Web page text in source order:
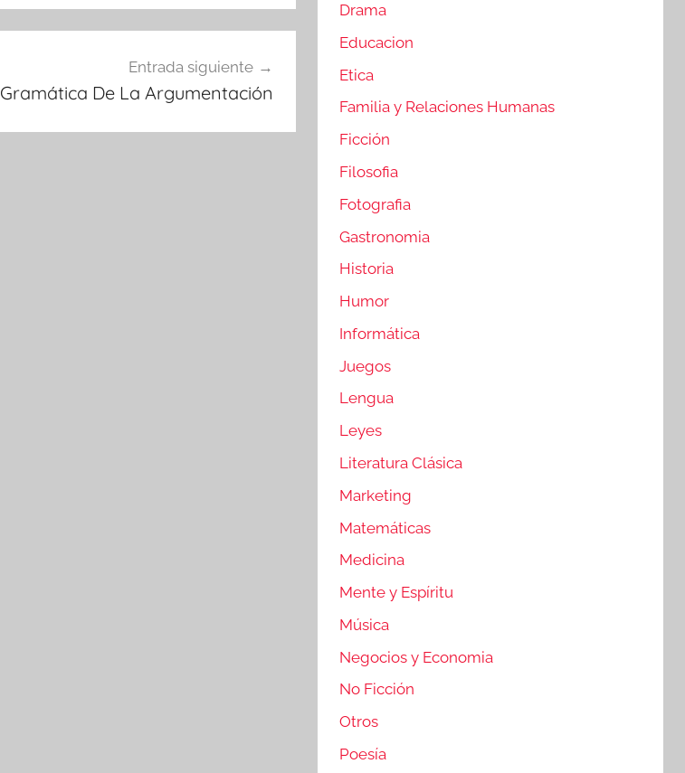
Entrada siguiente
Gramática De La Argumentación
Drama
Educacion
Etica
Familia y Relaciones Humanas
Ficción
Filosofia
Fotografia
Gastronomia
Historia
Humor
Informática
Juegos
Lengua
Leyes
Literatura Clásica
Marketing
Matemáticas
Medicina
Mente y Espíritu
Música
Negocios y Economia
No Ficción
Otros
Poesía